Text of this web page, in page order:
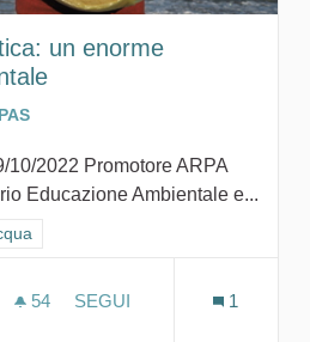
un enorme
10/2022 Promotore ARPA
Educazione Ambientale e...
GOAL 14 - Vita sott'acqua
54 54 SOSTENITORI
SEGUI
1